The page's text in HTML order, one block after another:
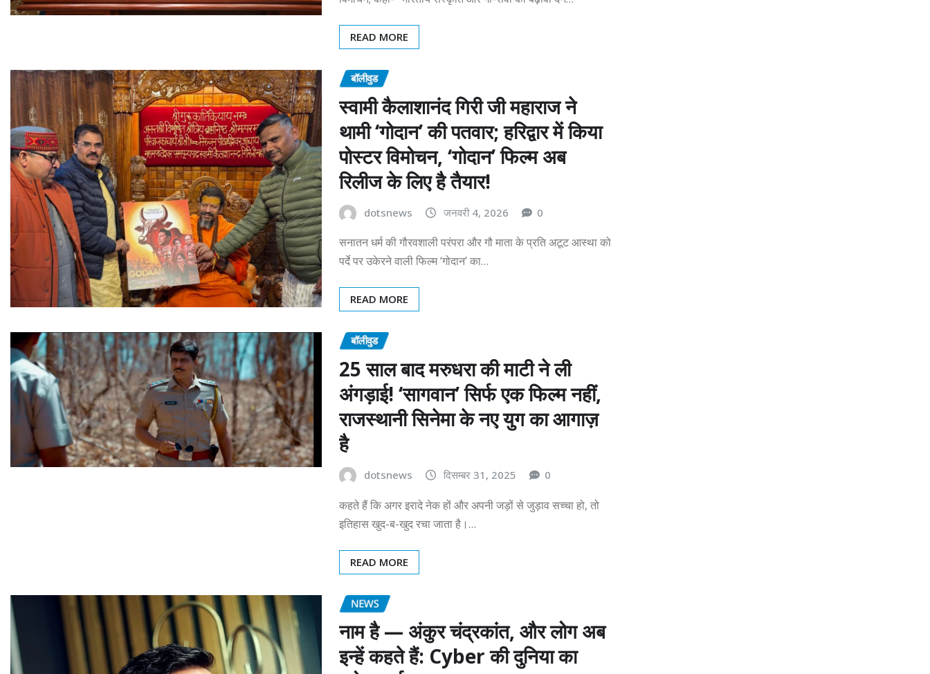
READ MORE
बॉलीवुड
स्वामी कैलाशानंद गिरी जी महाराज ने
थामी ‘गोदान’ की पतवार; हरिद्वार में किया
पोस्टर विमोचन, ‘गोदान’ फिल्म अब
रिलीज के लिए है तैयार!
dotsnews जनवरी 4, 2026 0
सनातन धर्म की गौरवशाली परंपरा और गौ माता के प्रति अटूट आस्था को
पर्दे पर उकेरने वाली फिल्म ‘गोदान’ का…
READ MORE
बॉलीवुड
25 साल बाद मरुधरा की माटी ने ली
अंगड़ाई! ‘सागवान’ सिर्फ एक फिल्म नहीं,
राजस्थानी सिनेमा के नए युग का आगाज़
है
dotsnews दिसम्बर 31, 2025 0
कहते हैं कि अगर इरादे नेक हों और अपनी जड़ों से जुड़ाव सच्चा हो, तो
इतिहास खुद-ब-खुद रचा जाता है।…
READ MORE
NEWS
नाम है — अंकुर चंद्रकांत, और लोग अब
इन्हें कहते हैं: Cyber की दुनिया का